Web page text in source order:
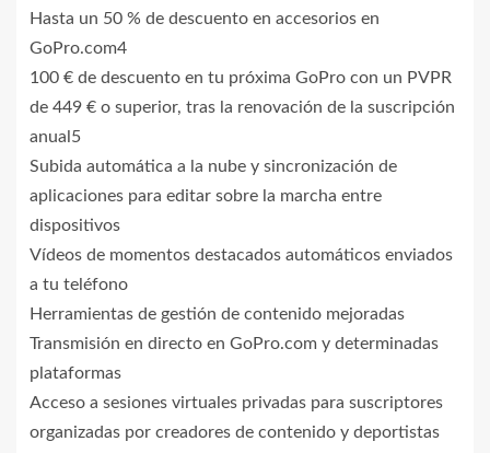
Hasta un 50 % de descuento en accesorios en
GoPro.com4
100 € de descuento en tu próxima GoPro con un PVPR
de 449 € o superior, tras la renovación de la suscripción
anual5
Subida automática a la nube y sincronización de
aplicaciones para editar sobre la marcha entre
dispositivos
Vídeos de momentos destacados automáticos enviados
a tu teléfono
Herramientas de gestión de contenido mejoradas
Transmisión en directo en GoPro.com y determinadas
plataformas
Acceso a sesiones virtuales privadas para suscriptores
organizadas por creadores de contenido y deportistas